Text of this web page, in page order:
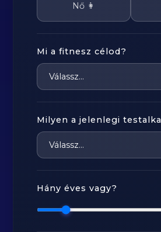
Nő 👩
Mi a fitnesz célod?
Milyen a jelenlegi
Hány éves vagy?